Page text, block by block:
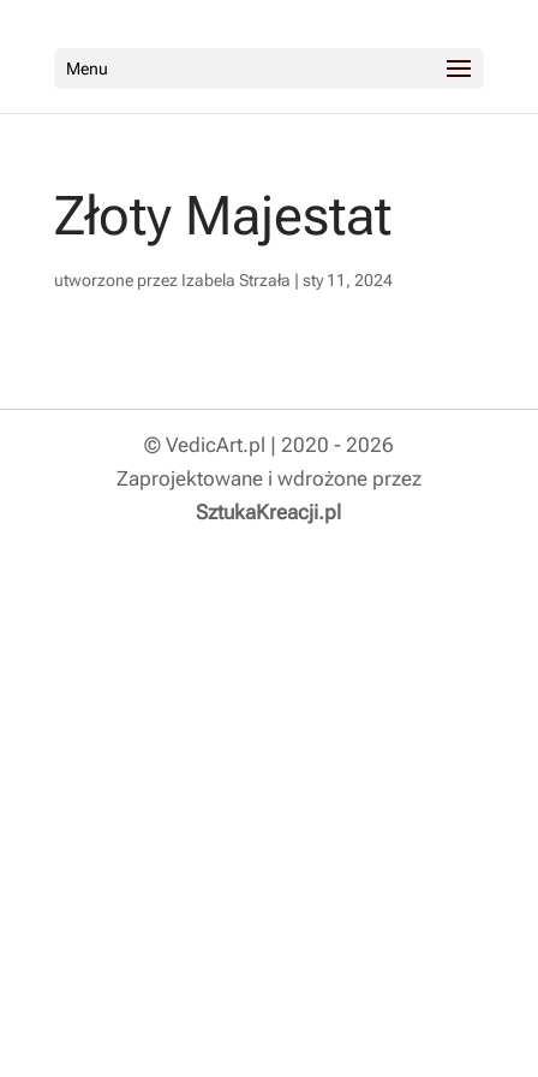
Menu
Złoty Majestat
utworzone przez Izabela Strzała | sty 11, 2024
© VedicArt.pl | 2020 - 2026
Zaprojektowane i wdrożone przez
SztukaKreacji.pl